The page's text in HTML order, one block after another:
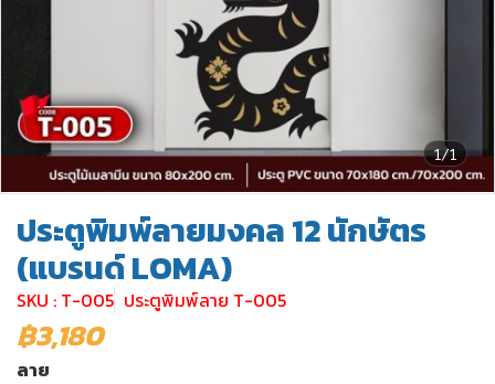
1/1
ประตูพิมพ์ลายมงคล 12 นักษัตร
(แบรนด์ LOMA)
SKU : T-005 ประตูพิมพ์ลาย T-005
฿3,180
ลาย